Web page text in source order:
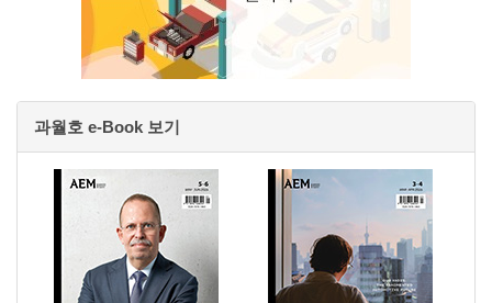
과월호 e-Book 보기